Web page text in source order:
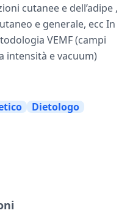
cutanee e dell’adipe ,
e generale, ecc In
VEMF (campi
intensità e vacuum)
Dietologo